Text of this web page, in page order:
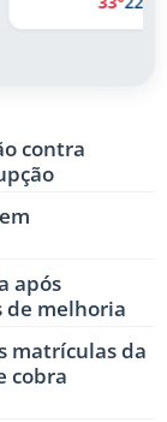
contra
após
de melhoria
matrículas da
cobra